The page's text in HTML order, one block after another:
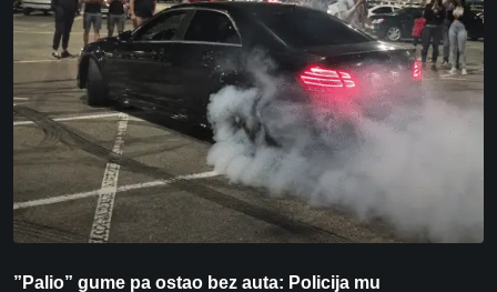
”Palio” gume pa ostao bez auta: Policija mu